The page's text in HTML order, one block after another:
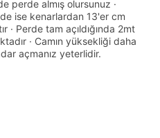
perde almış olursunuz ·
ise kenarlardan 13'er cm
· Perde tam açıldığında 2mt
· Camın yüksekliği daha
açmanız yeterlidir.